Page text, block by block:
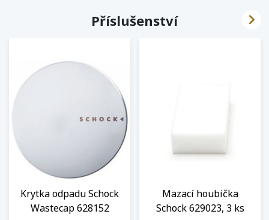
Příslušenství
Krytka odpadu Schock
Wastecap 628152
Mazací houbička
Schock 629023, 3 ks
